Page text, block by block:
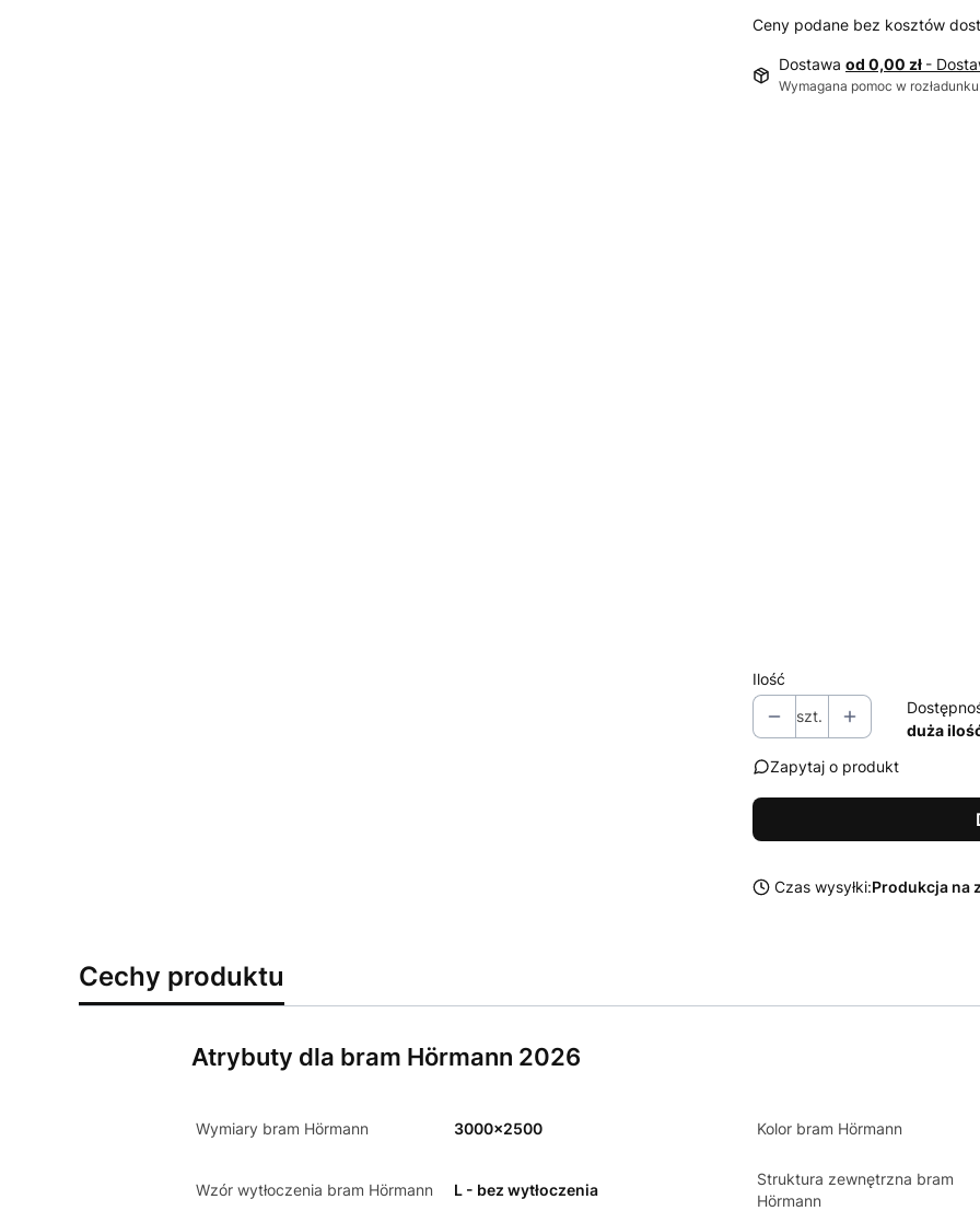
Ceny podane bez kosztów
Dostawa od 0,00 zł -
Wymagana pomoc w
Ilość
szt.
duża
Zapytaj o produkt
Czas wysyłki:Produkcja na
Cechy produktu
Atrybuty dla bram Hörmann 2026
Wymiary bram Hörmann 3000x2500 Kolor bram Hörmann
Wzór wytłoczenia bram Hörmann L - bez wytłoczenia
Struktura zewnętrzna bram
Hörmann